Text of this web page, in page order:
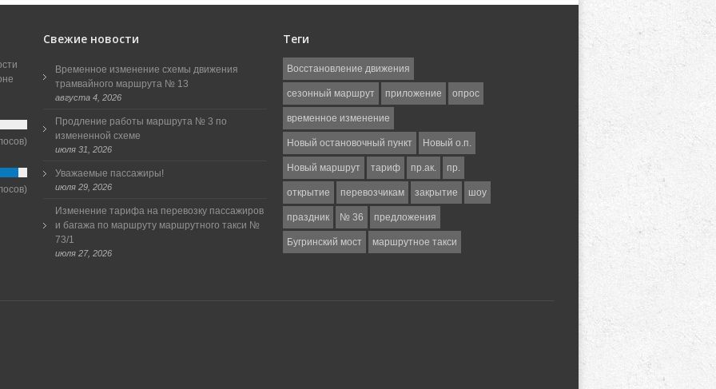
Свежие новости
Временное изменение схемы движения
трамвайного маршрута № 13
августа 4, 2026
Продление работы маршрута № 3 по
измененной схеме
июля 31, 2026
Уважаемые пассажиры!
июля 29, 2026
Изменение тарифа на перевозку пассажиров
и багажа по маршруту маршрутного такси №
73/1
июля 27, 2026
Теги
Восстановление движения
сезонный маршрут приложение опрос
временное изменение
Новый остановочный пункт Новый о.п.
Новый маршрут тариф пр.ак. пр.
открытие перевозчикам закрытие шоу
праздник № 36 предложения
Бугринский мост маршрутное такси